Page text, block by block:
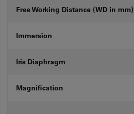
Free Working Distance (WD in mm)
Immersion
Iris Diaphragm
Magnification